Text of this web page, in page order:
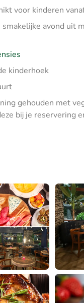
voor kinderen
avond uit
kinderhoek
gehouden met
bij je reservering